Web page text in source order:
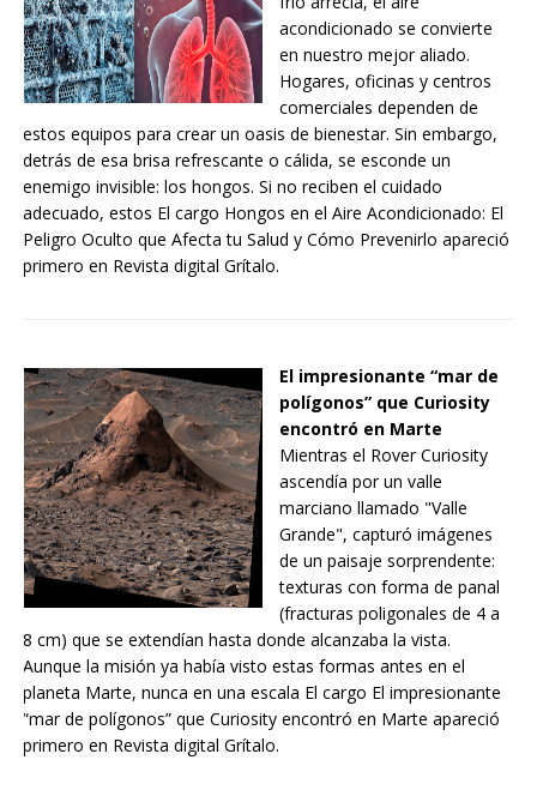
acondicionado se convierte
en nuestro mejor aliado.
Hogares, oficinas y centros
comerciales dependen de
estos equipos para crear un oasis de bienestar. Sin embargo,
detrás de esa brisa refrescante o cálida, se esconde un
enemigo invisible: los hongos. Si no reciben el cuidado
adecuado, estos El cargo Hongos en el Aire Acondicionado: El
Peligro Oculto que Afecta tu Salud y Cómo Prevenirlo apareció
primero en Revista digital Grítalo.
El impresionante “mar de
polígonos” que Curiosity
encontró en Marte
Mientras el Rover Curiosity
ascendía por un valle
marciano llamado "Valle
Grande", capturó imágenes
de un paisaje sorprendente:
texturas con forma de panal
(fracturas poligonales de 4 a
8 cm) que se extendían hasta donde alcanzaba la vista.
Aunque la misión ya había visto estas formas antes en el
planeta Marte, nunca en una escala El cargo El impresionante
“mar de polígonos” que Curiosity encontró en Marte apareció
primero en Revista digital Grítalo.